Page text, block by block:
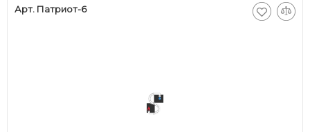
Арт. Патриот-6